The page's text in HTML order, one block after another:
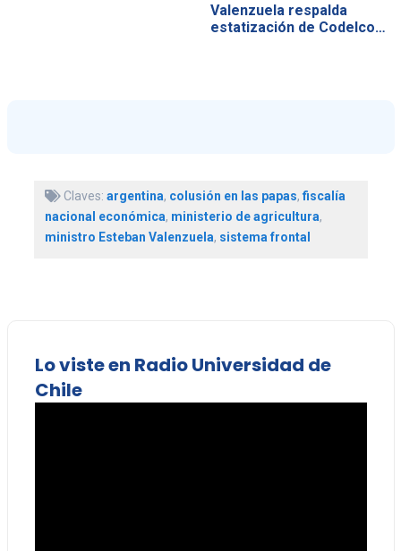
Valenzuela respalda
estatización de Codelco…
Claves: argentina, colusión en las papas, fiscalía
nacional económica, ministerio de agricultura,
ministro Esteban Valenzuela, sistema frontal
Lo viste en Radio Universidad de
Chile